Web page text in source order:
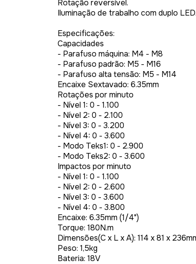
Rotação reversível.
Iluminação de trabalho com duplo LED.
Especificações:
Capacidades
- Parafuso máquina: M4 - M8
- Parafuso padrão: M5 - M16
- Parafuso alta tensão: M5 - M14
Encaixe Sextavado: 6.35mm
Rotações por minuto
- Nível 1: 0 - 1.100
- Nível 2: 0 - 2.100
- Nível 3: 0 - 3.200
- Nível 4: 0 - 3.600
- Modo Teks1: 0 - 2.900
- Modo Teks2: 0 - 3.600
Impactos por minuto
- Nível 1: 0 - 1.100
- Nível 2: 0 - 2.600
- Nível 3: 0 - 3.600
- Nível 4: 0 - 3.800
Encaixe: 6.35mm (1/4")
Torque: 180N.m
Dimensões(C x L x A): 114 x 81 x
Peso: 1,5kg
Bateria: 18V